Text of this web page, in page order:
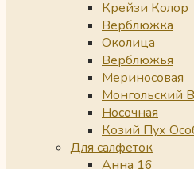
Крейзи Колор
Верблюжка
Околица
Верблюжья
Мериносовая
Монгольский
Носочная
Козий Пух
Для салфеток
Анна 16